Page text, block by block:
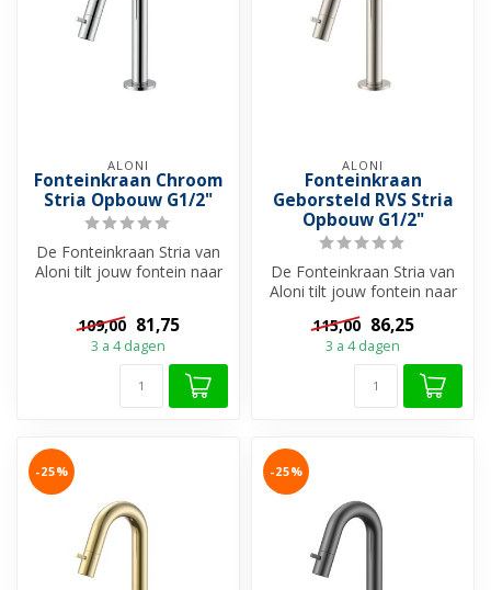
ALONI
Fonteinkraan Chroom
Stria Opbouw G1/2"
De Fonteinkraan Stria van
Aloni tilt jouw fontein naar
109,00 81,75
3 a 4 dagen
ALONI
Fonteinkraan
Geborsteld RVS Stria
Opbouw G1/2"
De Fonteinkraan Stria van
Aloni tilt jouw fontein naar
115,00 86,25
3 a 4 dagen
-25% -25%